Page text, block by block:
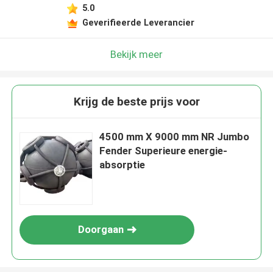
5.0
Geverifieerde Leverancier
Bekijk meer
Krijg de beste prijs voor
4500 mm X 9000 mm NR Jumbo
Fender Superieure energie-
absorptie
Doorgaan